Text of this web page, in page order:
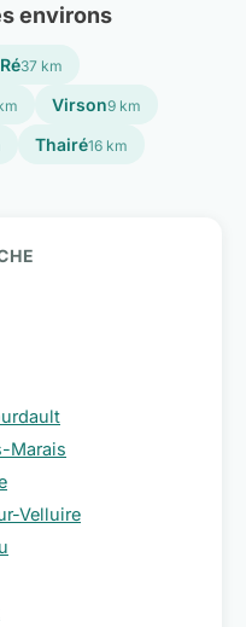
environs
37 km
Virson9 km
Thairé16 km
Marais
Velluire